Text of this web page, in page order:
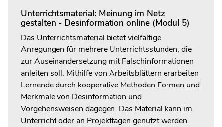
Unterrichtsmaterial: Meinung im Netz
gestalten - Desinformation online (Modul 5)
Das Unterrichtsmaterial bietet vielfältige
Anregungen für mehrere Unterrichtsstunden, die
zur Auseinandersetzung mit Falschinformationen
anleiten soll. Mithilfe von Arbeitsblättern erarbeiten
Lernende durch kooperative Methoden Formen und
Merkmale von Desinformation und
Vorgehensweisen dagegen. Das Material kann im
Unterricht oder an Projekttagen genutzt werden.